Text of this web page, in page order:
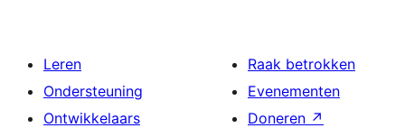
Leren
Ondersteuning
Ontwikkelaars
Raak betrokken
Evenementen
Doneren ↗